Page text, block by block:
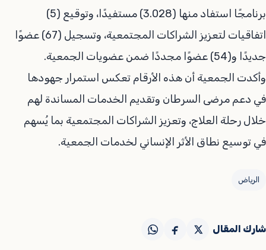
برنامجًا استفاد منها (3.028) مستفيدًا، وتوقيع (5)
اتفاقيات لتعزيز الشراكات المجتمعية، وتسجيل (67) عضوًا
جديدًا و(54) عضوًا مجددًا ضمن عضويات الجمعية.
وأكدت الجمعية أن هذه الأرقام تعكس استمرار جهودها
في دعم مرضى السرطان وتقديم الخدمات المساندة لهم
خلال رحلة العلاج، وتعزيز الشراكات المجتمعية بما يُسهم
في توسيع نطاق الأثر الإنساني لخدمات الجمعية.
الرياض
شارك المقال